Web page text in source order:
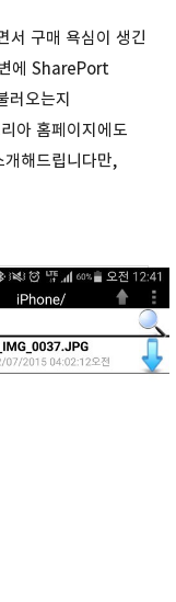
서 구매 욕심이 생긴
에 SharePort
러오는지
아 홈페이지에도
개해드립니다만,